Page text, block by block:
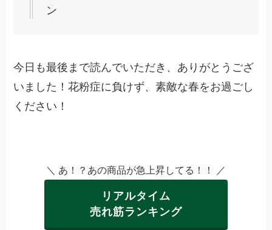
ン
今日も最後まで読んでいただき、ありがとうござ
いました！花粉症に負けず、素敵な春をお過ごし
ください！
＼ あ！？あの商品が急上昇してる！！ ／
リアルタイム
売れ筋ランキング